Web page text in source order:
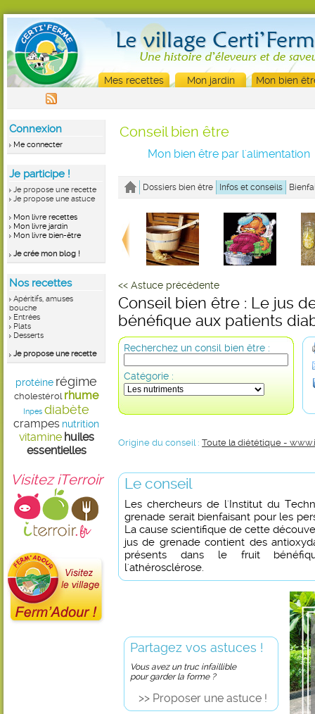
Mes recettes Mon jardin Mon bien
Connexion
Me connecter
Je participe !
Je propose une recette
Je propose une astuce
Mon livre recettes
Mon livre jardin
Mon livre bien-être
Je crée mon blog !
Nos recettes
Apéritifs, amuses
bouche
Entrées
Plats
Desserts
Je propose une recette
protéine régime
cholestérol rhume
Inpes diabète
crampes nutrition
vitamine huiles
essentielles
Visitez iTerroir
Conseil bien être
Mon bien être par l'alimentation
Dossiers bien être Infos et conseils
<< Astuce précédente
Conseil bien être : Le jus
bénéfique aux patients
Recherchez un consil bien être :
Catégorie :
Origine du conseil : Toute la diététique -
Le conseil
Les chercheurs de l'Institut du
grenade serait bienfaisant pour les
La cause scientifique de cette
jus de grenade contient des
présents dans le fruit
l'athérosclérose.
Partagez vos astuces !
Vous avez un truc infaillible
pour garder la forme ?
>> Proposer une astuce !